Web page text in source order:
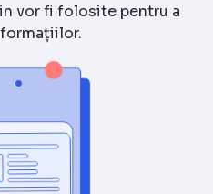
vor fi folosite pentru a